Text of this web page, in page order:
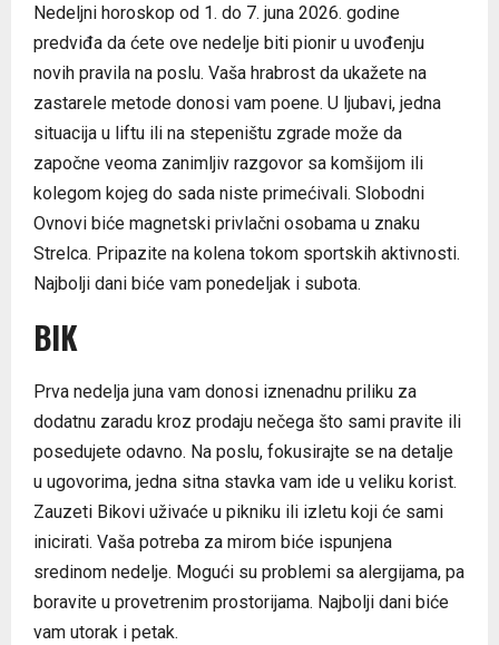
Nedeljni horoskop od 1. do 7. juna 2026. godine
predviđa da ćete ove nedelje biti pionir u uvođenju
novih pravila na poslu. Vaša hrabrost da ukažete na
zastarele metode donosi vam poene. U ljubavi, jedna
situacija u liftu ili na stepeništu zgrade može da
započne veoma zanimljiv razgovor sa komšijom ili
kolegom kojeg do sada niste primećivali. Slobodni
Ovnovi biće magnetski privlačni osobama u znaku
Strelca. Pripazite na kolena tokom sportskih aktivnosti.
Najbolji dani biće vam ponedeljak i subota.
BIK
Prva nedelja juna vam donosi iznenadnu priliku za
dodatnu zaradu kroz prodaju nečega što sami pravite ili
posedujete odavno. Na poslu, fokusirajte se na detalje
u ugovorima, jedna sitna stavka vam ide u veliku korist.
Zauzeti Bikovi uživaće u pikniku ili izletu koji će sami
inicirati. Vaša potreba za mirom biće ispunjena
sredinom nedelje. Mogući su problemi sa alergijama, pa
boravite u provetrenim prostorijama. Najbolji dani biće
vam utorak i petak.